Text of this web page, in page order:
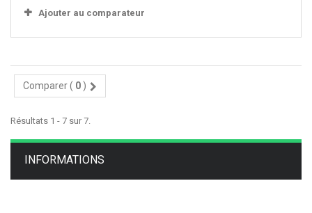
Ajouter au comparateur
Comparer ( 0 )
Résultats 1 - 7 sur 7.
INFORMATIONS